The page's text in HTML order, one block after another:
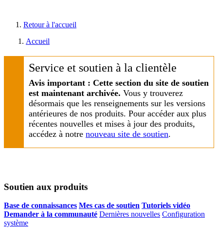
Retour à l'accueil
Accueil
Service et soutien à la clientèle
Avis important : Cette section du site de soutien
est maintenant archivée. Vous y trouverez
désormais que les renseignements sur les versions
antérieures de nos produits. Pour accéder aux plus
récentes nouvelles et mises à jour des produits,
accédez à notre nouveau site de soutien.
Soutien aux produits
Base de connaissances Mes cas de soutien Tutoriels vidéo
Demander à la communauté Dernières nouvelles Configuration
système